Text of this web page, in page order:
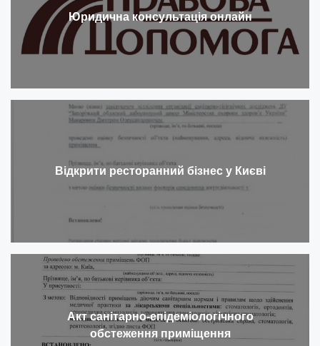
Юридична консультація онлайн
Відкрити ресторанний бізнес у Києві
Акт санітарно-епідеміологічного
обстеження приміщення